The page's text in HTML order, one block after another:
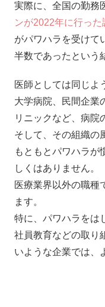
実際に、全国の勤務
ンが2022年に行った
がパワハラを受けて
半数であったという
医師としては同じよ
大学病院、民間企業
リニックなど、病院
そして、その組織の
もともとパワハラが
しくはありません。
医療業界以外の職種
ます。
特に、パワハラをは
社員教育などの取り
いような企業では、